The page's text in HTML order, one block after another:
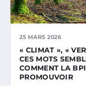
25 MARS 2026
« CLIMAT », «
CES MOTS
COMMENT LA
PROMOUVOIR